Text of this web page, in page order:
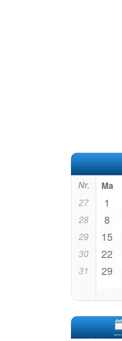
Nr. Ma
27 1
28 8
29 15
30 22
31 29